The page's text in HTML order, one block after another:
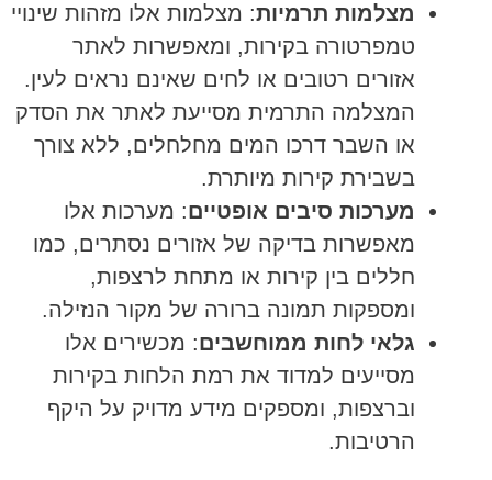
מצלמות תרמיות: מצלמות אלו מזהות שינויי
טמפרטורה בקירות, ומאפשרות לאתר
אזורים רטובים או לחים שאינם נראים לעין.
המצלמה התרמית מסייעת לאתר את הסדק
או השבר דרכו המים מחלחלים, ללא צורך
בשבירת קירות מיותרת.
מערכות סיבים אופטיים: מערכות אלו
מאפשרות בדיקה של אזורים נסתרים, כמו
חללים בין קירות או מתחת לרצפות,
ומספקות תמונה ברורה של מקור הנזילה.
גלאי לחות ממוחשבים: מכשירים אלו
מסייעים למדוד את רמת הלחות בקירות
וברצפות, ומספקים מידע מדויק על היקף
הרטיבות.